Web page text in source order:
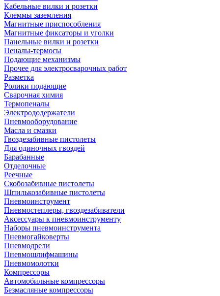
Кабельные вилки и розетки
Клеммы заземления
Магнитные приспособления
Магнитные фиксаторы и уголки
Панельные вилки и розетки
Пеналы-термосы
Подающие механизмы
Прочее для электросварочных работ
Разметка
Ролики подающие
Сварочная химия
Термопеналы
Электрододержатели
Пневмооборудование
Масла и смазки
Гвоздезабивные пистолеты
Для одиночных гвоздей
Барабанные
Отделочные
Реечные
Скобозабивные пистолеты
Шпилькозабивные пистолеты
Пневмоинструмент
Пневмостеплеры, гвоздезабиватели
Аксессуары к пневмоинструменту
Наборы пневмоинструмента
Пневмогайковерты
Пневмодрели
Пневмошлифмашины
Пневмомолотки
Компрессоры
Автомобильные компрессоры
Безмасляные компрессоры